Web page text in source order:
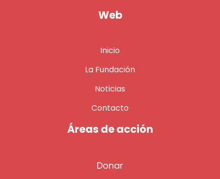
Web
Inicio
La Fundación
Noticias
Contacto
Áreas de acción
Donar